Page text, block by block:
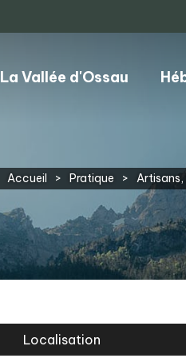
La Vallée d'Ossau
Accueil > Pratique > Artisans,
Localisation